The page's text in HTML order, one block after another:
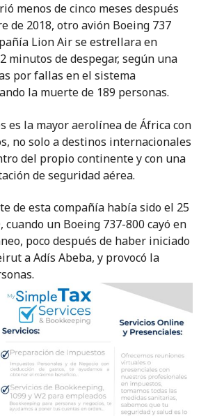
menos de cinco meses después
de 2018, otro avión Boeing 737
Lion Air se estrellara en
minutos de despegar, según una
por fallas en el sistema
la muerte de 189 personas.
es la mayor aerolínea de África con
no solo a destinos internacionales
del propio continente y con una
de seguridad aérea.
de esta compañía había sido el 25
cuando un Boeing 737-800 cayó en
poco después de haber iniciado
a Adís Abeba, y provocó la